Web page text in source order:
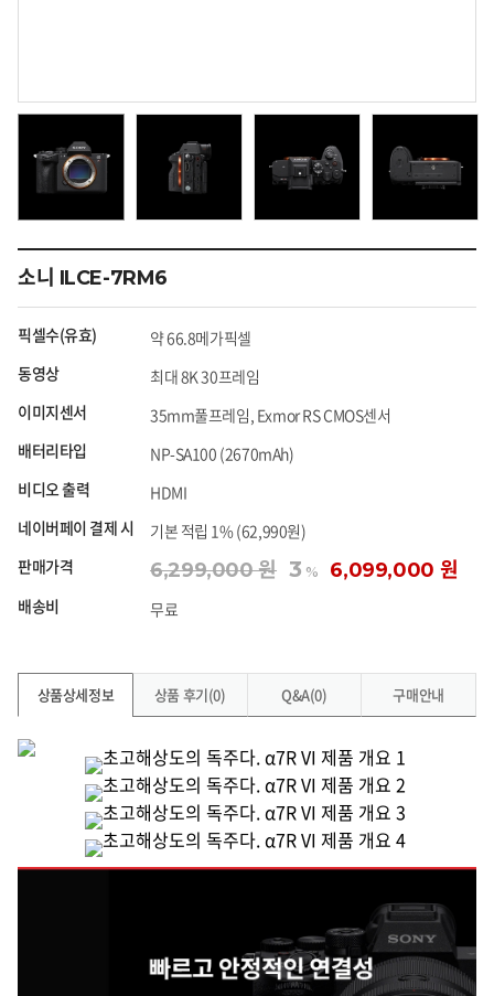
소니 ILCE-7RM6
픽셀수(유효)
약 66.8메가픽셀
동영상
최대 8K 30프레임
이미지센서
35mm풀프레임, Exmor RS CMOS센서
배터리타입
NP-SA100 (2670mAh)
비디오 출력
HDMI
네이버페이 결제 시
기본 적립 1% (62,990원)
판매가격
6,299,000 원 3 % 6,099,000 원
배송비 무료
상품상세정보 상품 후기(0) Q&A(0) 구매안내